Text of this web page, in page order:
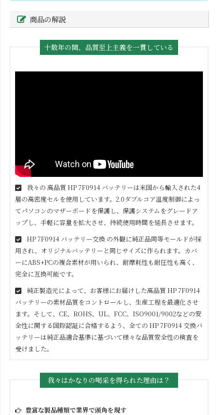
商品の解説
十数年の間、品質至上主義を一貫している
我々の 高品質 HP 7F0914 バッテリーは米国から輸入された4
層の高密度セルを使用しています。2.0ダブルコア温度制御によっ
てパソコンのマザーボードを保護し、保護システムをグレードア
ップし、手軽に容量を拡大させ、持続使用時間を延長させます。
HP 7F0914 バッテリー交換 の外観に純正品同等モールドが採
用され、オリジナルバッテリーと同じサイズに作られます。カバ
ーにABS+PCの複合素材が用いられ、耐摩耗性も耐圧性も高く、
完全に互換可能です。
純正製造元によって、お客様にお届けした高品質 HP 7F0914
バッテリーの素材品質をコントロールし、生産工程を最適化させ
ます。そして、CE、ROHS、UL、FCC、ISO9001/9002などの安
全性に関する国際認証に合格するよう、全ての HP 7F0914交換バ
ッテリーは純正品適合基準に基づいて様々な品質安全性の検査を
受けました。
我々はかなりの喝采を得られた理由は？
豊富な製品種類で業界で頭角を現す